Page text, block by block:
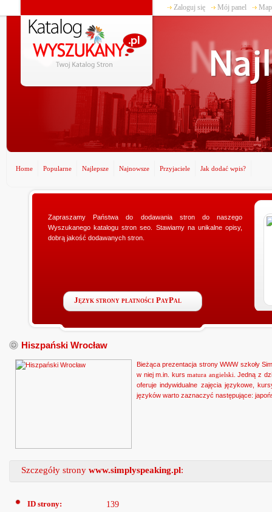
Zaloguj się Mój panel
Home Popularne Najlepsze Najnowsze Przyjaciele Jak dodać wpis?
Zapraszamy Państwa do dodawania stron do naszego
Wyszukanego katalogu stron seo. Stawiamy na unikalne opisy,
dobrą jakość dodawanych stron.
Język strony płatności PayPal
www.ministerstwogadzetow.com
Poszukujesz doskonałego prezentu dla swojej
dziewczyny? Specjalnie dla Was utworzyliśmy sklep
Hiszpański Wrocław
Bieżąca prezentacja strony WWW szkoły
w niej m.in. kursmatura angielski . Jedną z
oferuje indywidualne zajęcia językowe,
języków warto zaznaczyć następujące:
Szczegóły strony www.simplyspeaking.pl:
ID strony: 139